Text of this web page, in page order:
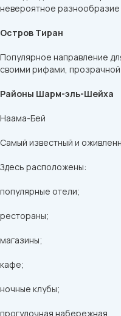
невероятное
Остров Тиран
Популярное направление
своими рифами,
Районы Шарм-эль-Шейха
Наама-Бей
Самый известный и
Здесь расположены:
популярные отели;
рестораны;
магазины;
кафе;
ночные клубы;
прогулочная набережная.